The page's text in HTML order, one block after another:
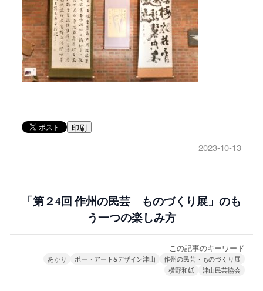
印刷
2023-10-13
「第２4回 作州の民芸 ものづくり展」のも
う一つの楽しみ方
この記事のキーワード
あかり ポートアート&デザイン津山
作州の民芸・ものづくり展
横野和紙
津山民芸協会